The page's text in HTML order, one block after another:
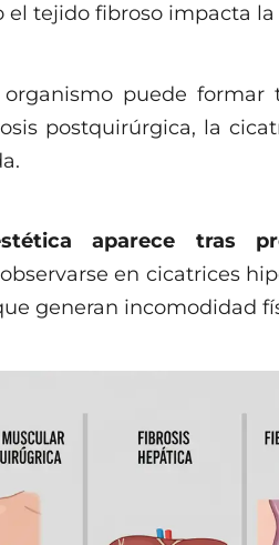
tejido fibroso impacta
puede
postquirúrgica, la
aparece tras
en cicatrices
generan incomodidad